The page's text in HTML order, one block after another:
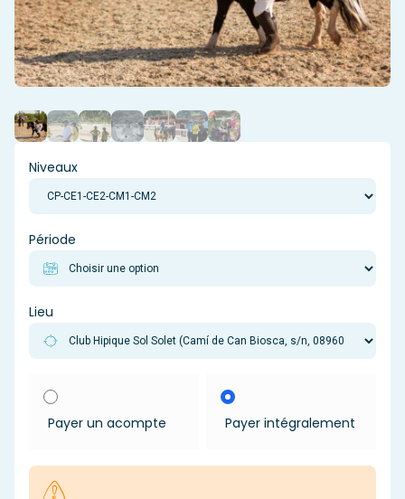
Niveaux
Période
Lieu
Payer un acompte Payer intégralement